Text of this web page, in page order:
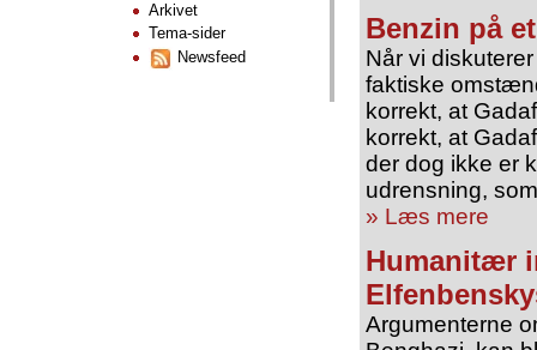
Benzin på
Når vi
faktiske
korrekt, at
korrekt, at
der dog ikke er
udrensning,
» Læs mere
Humanitær
Argumenterne
Arkivet
Tema-sider
Newsfeed